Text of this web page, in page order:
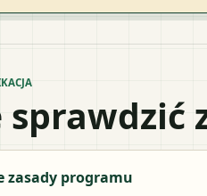
sprawdzić
zasady programu